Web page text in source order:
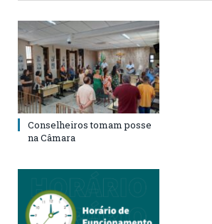
Conselheiros tomam posse
na Câmara